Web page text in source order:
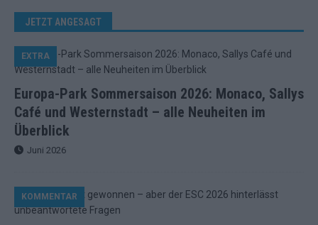
JETZT ANGESAGT
Europa-Park Sommersaison 2026: Monaco, Sallys
Café und Westernstadt – alle Neuheiten im
Überblick
EXTRA
Juni 2026
KOMMENTAR